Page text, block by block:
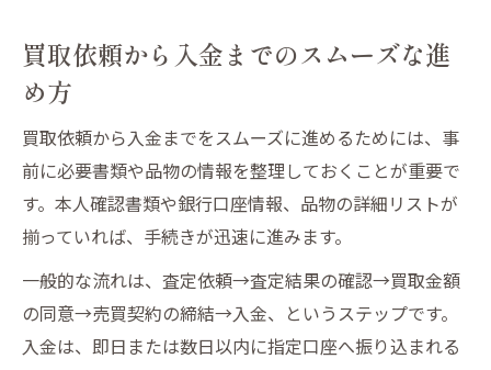
買取依頼から入金までのスムーズな進
め方
買取依頼から入金までをスムーズに進めるためには、事
前に必要書類や品物の情報を整理しておくことが重要で
す。本人確認書類や銀行口座情報、品物の詳細リストが
揃っていれば、手続きが迅速に進みます。
一般的な流れは、査定依頼→査定結果の確認→買取金額
の同意→売買契約の締結→入金、というステップです。
入金は、即日または数日以内に指定口座へ振り込まれる